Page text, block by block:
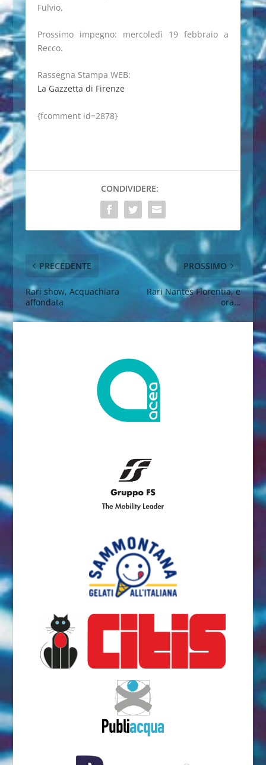
Fulvio.
Prossimo impegno: mercoledì 19 febbraio a
Recco.
Rassegna Stampa WEB:
La Gazzetta di Firenze
{fcomment id=2878}
CONDIVIDERE:
PRECEDENTE
Rari show, Acquachiara
affondata
PROSSIMO
Rari Nantes Florentia, e
ora…